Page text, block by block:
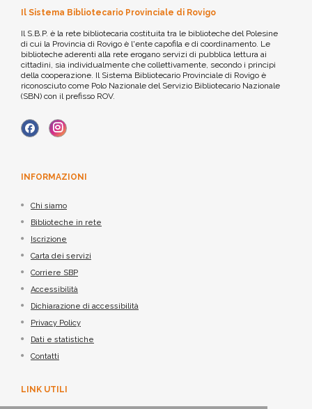
Il Sistema Bibliotecario Provinciale di Rovigo
Il S.B.P. è la rete bibliotecaria costituita tra le biblioteche del Polesine
di cui la Provincia di Rovigo è l'ente capofila e di coordinamento. Le
biblioteche aderenti alla rete erogano servizi di pubblica lettura ai
cittadini, sia individualmente che collettivamente, secondo i principi
della cooperazione. Il Sistema Bibliotecario Provinciale di Rovigo è
riconosciuto come Polo Nazionale del Servizio Bibliotecario Nazionale
(SBN) con il prefisso ROV.
INFORMAZIONI
Chi siamo
Biblioteche in rete
Iscrizione
Carta dei servizi
Corriere SBP
Accessibilità
Dichiarazione di accessibilità
Privacy Policy
Dati e statistiche
Contatti
LINK UTILI